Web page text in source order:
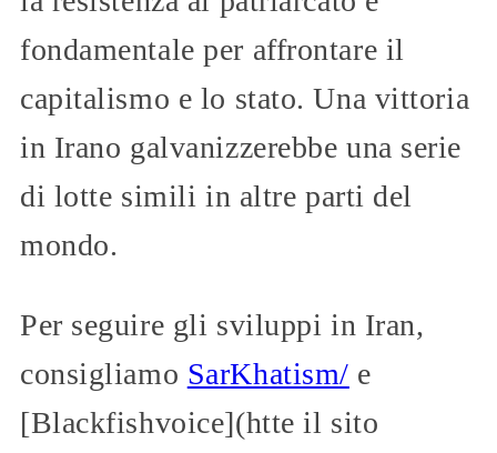
fondamentale per affrontare il
capitalismo e lo stato. Una vittoria
in Irano galvanizzerebbe una serie
di lotte simili in altre parti del
mondo.
Per seguire gli sviluppi in Iran,
consigliamo SarKhatism/ e
[Blackfishvoice](htte il sito